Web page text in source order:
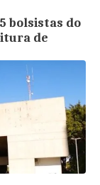
bolsistas do
de